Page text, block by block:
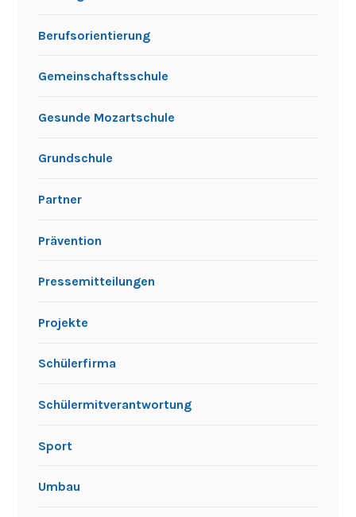
Berufsorientierung
Gemeinschaftsschule
Gesunde Mozartschule
Grundschule
Partner
Prävention
Pressemitteilungen
Projekte
Schülerfirma
Schülermitverantwortung
Sport
Umbau